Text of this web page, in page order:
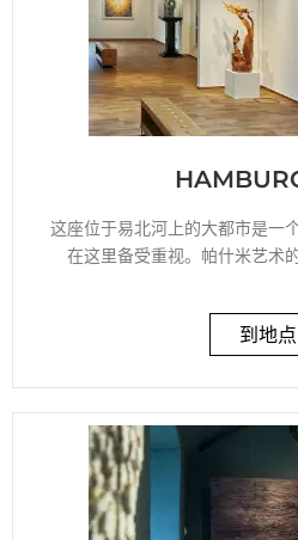
这座位于易北河上的大都市是一
在这里备受重视。帕什米艺术
到地点